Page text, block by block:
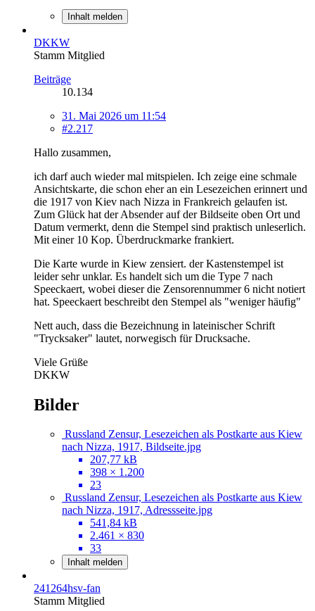
Inhalt melden
DKKW
Stamm Mitglied
Beiträge
10.134
31. Mai 2026 um 11:54
#2.217
Hallo zusammen,
ich darf auch wieder mal mitspielen. Ich zeige eine schmale
Ansichtskarte, die schon eher an ein Lesezeichen erinnert und
die 1917 von Kiev nach Nizza in Frankreich gelaufen ist.
Zum Glück hat der Absender auf der Bildseite oben Ort und
Datum vermerkt, denn die Stempel sind praktisch unleserlich.
Mit einer 10 Kop. Überdruckmarke frankiert.
Die Karte wurde in Kiew zensiert. der Kastenstempel ist
leider sehr unklar. Es handelt sich um die Type 7 nach
Speeckaert, wobei dieser die Zensorennummer 6 nicht notiert
hat. Speeckaert beschreibt den Stempel als "weniger häufig"
Nett auch, dass die Bezeichnung in lateinischer Schrift
"Trycksaker" lautet, norwegisch für Drucksache.
Viele Grüße
DKKW
Bilder
Russland Zensur, Lesezeichen als Postkarte aus Kiew
nach Nizza, 1917, Bildseite.jpg
207,77 kB
398 × 1.200
23
Russland Zensur, Lesezeichen als Postkarte aus Kiew
nach Nizza, 1917, Adressseite.jpg
541,84 kB
2.461 × 830
33
Inhalt melden
241264hsv-fan
Stamm Mitglied